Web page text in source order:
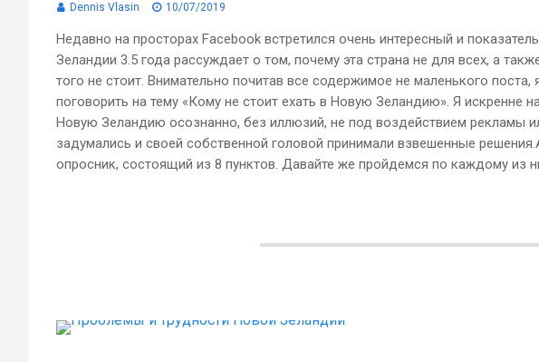
Dennis Vlasin 10/07/2019
Недавно на просторах Facebook встретился очень интересный и
Зеландии 3.5 года рассуждает о том, почему эта страна не для всех, а
того не стоит. Внимательно почитав все содержимое не маленького поста,
поговорить на тему «Кому не стоит ехать в Новую Зеландию». Я искренне
Новую Зеландию осознанно, без иллюзий, не под воздействием рекламы
задумались и своей собственной головой принимали взвешенные
опросник, состоящий из 8 пунктов. Давайте же пройдемся по каждому из